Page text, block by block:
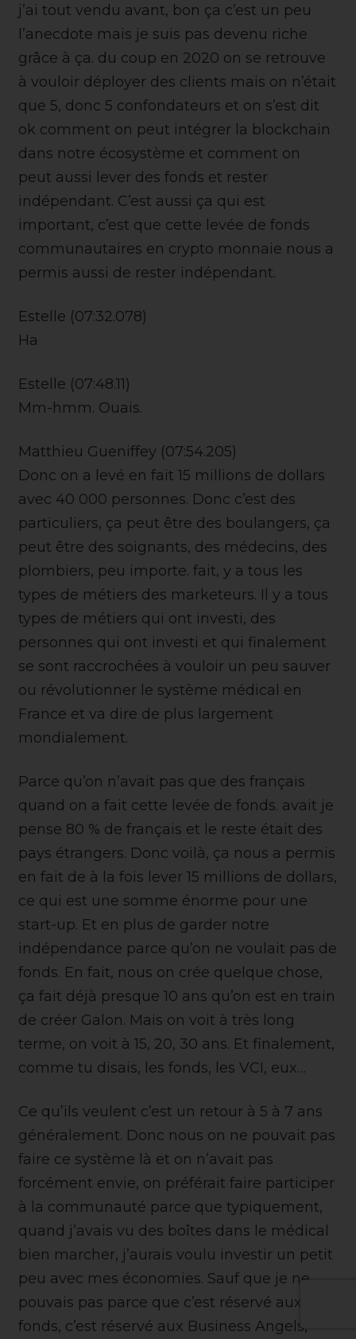
j’ai tout vendu avant, bon ça c’est un peu
l’anecdote mais je suis pas devenu riche
grâce à ça. du coup en 2020 on se retrouve
à vouloir déployer des clients mais on n’était
que 5, donc 5 confondateurs et on s’est dit
ok comment on peut intégrer la blockchain
dans notre écosystème et comment on
peut aussi lever des fonds et rester
indépendant. C’est aussi ça qui est
important, c’est que cette levée de fonds
communautaires en crypto monnaie nous a
permis aussi de rester indépendant.
Estelle (07:32.078)
Ha
Estelle (07:48.11)
Mm-hmm. Ouais.
Matthieu Gueniffey (07:54.205)
Donc on a levé en fait 15 millions de dollars
avec 40 000 personnes. Donc c’est des
particuliers, ça peut être des boulangers, ça
peut être des soignants, des médecins, des
plombiers, peu importe. fait, y a tous les
types de métiers des marketeurs. Il y a tous
types de métiers qui ont investi, des
personnes qui ont investi et qui finalement
se sont raccrochées à vouloir un peu sauver
ou révolutionner le système médical en
France et va dire de plus largement
mondialement.
Parce qu’on n’avait pas que des français
quand on a fait cette levée de fonds. avait je
pense 80 % de français et le reste était des
pays étrangers. Donc voilà, ça nous a permis
en fait de à la fois lever 15 millions de dollars,
ce qui est une somme énorme pour une
start-up. Et en plus de garder notre
indépendance parce qu’on ne voulait pas de
fonds. En fait, nous on crée quelque chose,
ça fait déjà presque 10 ans qu’on est en train
de créer Galon. Mais on voit à très long
terme, on voit à 15, 20, 30 ans. Et finalement,
comme tu disais, les fonds, les VCI, eux…
Ce qu’ils veulent c’est un retour à 5 à 7 ans
généralement. Donc nous on ne pouvait pas
faire ce système là et on n’avait pas
forcément envie, on préférait faire participer
à la communauté parce que typiquement,
quand j’avais vu des boîtes dans le médical
bien marcher, j’aurais voulu investir un petit
peu avec mes économies. Sauf que je ne
pouvais pas parce que c’est réservé aux
fonds, c’est réservé aux Business Angels,